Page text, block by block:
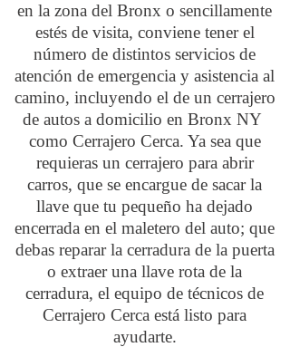
en la zona del Bronx o sencillamente
estés de visita, conviene tener el
número de distintos servicios de
atención de emergencia y asistencia al
camino, incluyendo el de un cerrajero
de autos a domicilio en Bronx NY
como Cerrajero Cerca. Ya sea que
requieras un cerrajero para abrir
carros, que se encargue de sacar la
llave que tu pequeño ha dejado
encerrada en el maletero del auto; que
debas reparar la cerradura de la puerta
o extraer una llave rota de la
cerradura, el equipo de técnicos de
Cerrajero Cerca está listo para
ayudarte.